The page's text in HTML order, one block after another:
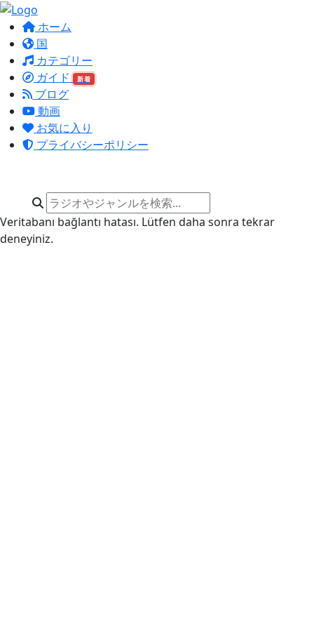
ホーム
国
カテゴリー
ガイド
新着
ブログ
動画
お気に入り
プライバシーポリシー
Veritabanı bağlantı hatası. Lütfen daha sonra tekrar
deneyiniz.